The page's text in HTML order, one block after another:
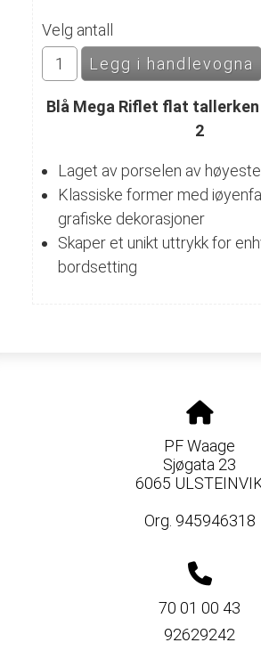
Velg antall
Blå Mega Riflet flat
2
Laget av porselen av
Klassiske former med
grafiske dekorasjoner
Skaper et unikt uttrykk for
bordsetting
PF Waage
Sjøgata 23
6065
Org. 945946318
70 01 00 43
92629242